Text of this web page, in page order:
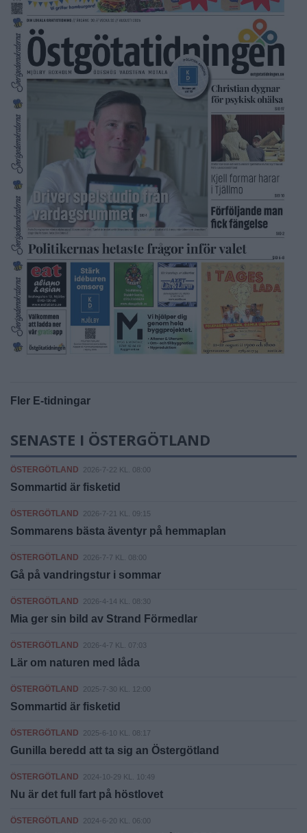
Fler E-tidningar
SENASTE I ÖSTERGÖTLAND
ÖSTERGÖTLAND 2026-7-22 KL. 08:00
Sommartid är fisketid
ÖSTERGÖTLAND 2026-7-21 KL. 09:15
Sommarens bästa äventyr på hemmaplan
ÖSTERGÖTLAND 2026-7-7 KL. 08:00
Gå på vandringstur i sommar
ÖSTERGÖTLAND 2026-4-14 KL. 08:30
Mia ger sin bild av Strand Förmedlar
ÖSTERGÖTLAND 2026-4-7 KL. 07:03
Lär om naturen med låda
ÖSTERGÖTLAND 2025-7-30 KL. 12:00
Sommartid är fisketid
ÖSTERGÖTLAND 2025-6-10 KL. 08:17
Gunilla beredd att ta sig an Östergötland
ÖSTERGÖTLAND 2024-10-29 KL. 10:49
Nu är det full fart på höstlovet
ÖSTERGÖTLAND 2024-6-20 KL. 06:00